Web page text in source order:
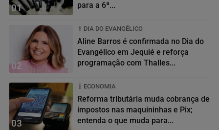
01
para a 6ª...
02
DIA DO EVANGÉLICO
Aline Barros é confirmada no Dia do
Evangélico em Jequié e reforça
programação com Thalles...
03
ECONOMIA
Reforma tributária muda cobrança de
impostos nas maquininhas e Pix;
entenda o que muda para...